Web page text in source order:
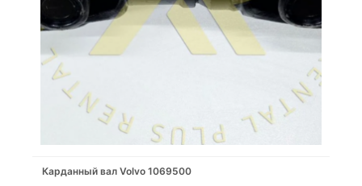
Карданный вал Volvo 1069500